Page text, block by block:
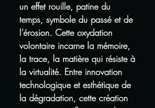
un effet rouille, patine du
temps, symbole du passé et de
l’érosion. Cette oxydation
volontaire incarne la mémoire,
la trace, la matière qui résiste à
la virtualité. Entre innovation
technologique et esthétique de
la dégradation, cette création